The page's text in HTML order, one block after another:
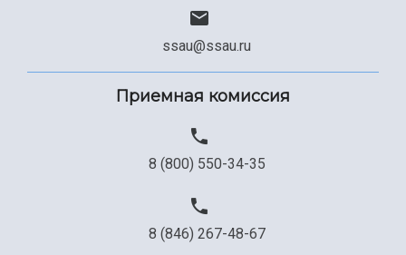
ssau@ssau.ru
Приемная комиссия
8 (800) 550-34-35
8 (846) 267-48-67